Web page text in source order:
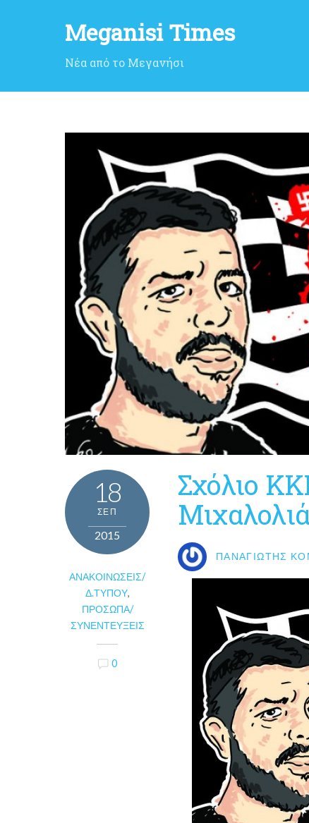
Meganisi Times
Νέα από το Μεγανήσι
18
ΣΕΠ
2015
ΑΝΑΚΟΙΝΏΣΕΙΣ/
Δ.ΤΎΠΟΥ,
ΠΡΌΣΩΠΑ/
ΣΥΝΕΝΤΕΎΞΕΙΣ
0
Σχόλιο
ΠΑΝΑΓΙΏΤΗΣ